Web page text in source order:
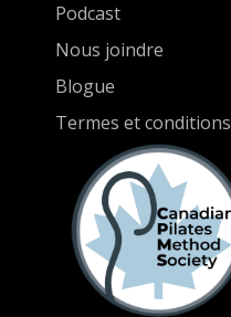
Podcast
Nous joindre
Blogue
Termes et conditions